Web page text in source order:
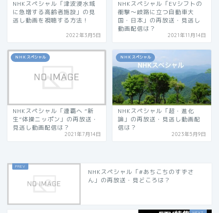
NHKスペシャル「津波浸水域
に急増する高齢者施設」の見
逃し動画を視聴する方法！
2022年3月5日
NHKスペシャル「EVシフトの
衝撃〜岐路に立つ自動車大
国・日本」の再放送・見逃し
動画配信は？
2021年11月14日
ＮＨＫスペシャル
NHKスペシャル「連覇へ “新
生”体操ニッポン」の再放送・
見逃し動画配信は？
2021年7月14日
ＮＨＫスペシャル
NHKスペシャル「超・進化
論」の再放送・見逃し動画配
信は？
2023年5月9日
NHKスペシャル「#あちこちのすずさ
ん」の再放送・見どころは？